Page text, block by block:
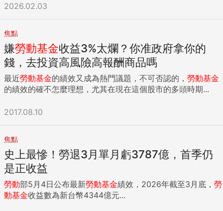
2026.02.03
焦點
嫌勞動基金收益3%太爛？你准政府拿你的
錢，去投資高風險高報酬商品嗎
最近勞動基金的績效又成為熱門議題，不可否認的， 勞動基金
的績效的確不怎麼理想，尤其在現在這個股市的多頭時期...
2017.08.10
焦點
史上最慘！勞退3月單月虧3787億，首季仍
是正收益
勞動部5月4日公布最新勞動基金績效，2026年截至3月底， 勞
動基金收益數為新台幣4344億元...